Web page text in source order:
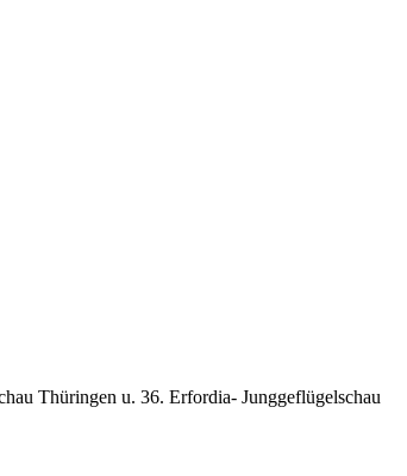
Thüringen u. 36. Erfordia- Junggeflügelschau